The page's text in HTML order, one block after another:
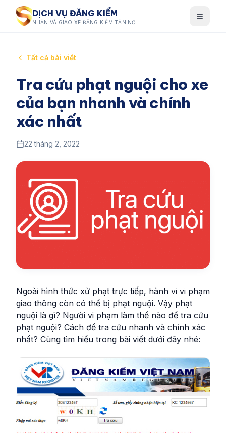
DỊCH VỤ ĐĂNG KIỂM
NHẬN VÀ GIAO XE ĐĂNG KIỂM TẬN NƠI
Tất cả bài viết
Tra cứu phạt nguội cho xe
của bạn nhanh và chính
xác nhất
22 tháng 2, 2022
Ngoài hình thức xử phạt trực tiếp, hành vi vi phạm
giao thông còn có thể bị phạt nguội. Vậy phạt
nguội là gì? Người vi phạm làm thế nào để tra cứu
phạt nguội? Cách để tra cứu nhanh và chính xác
nhất? Cùng tìm hiểu trong bài viết dưới đây nhé: